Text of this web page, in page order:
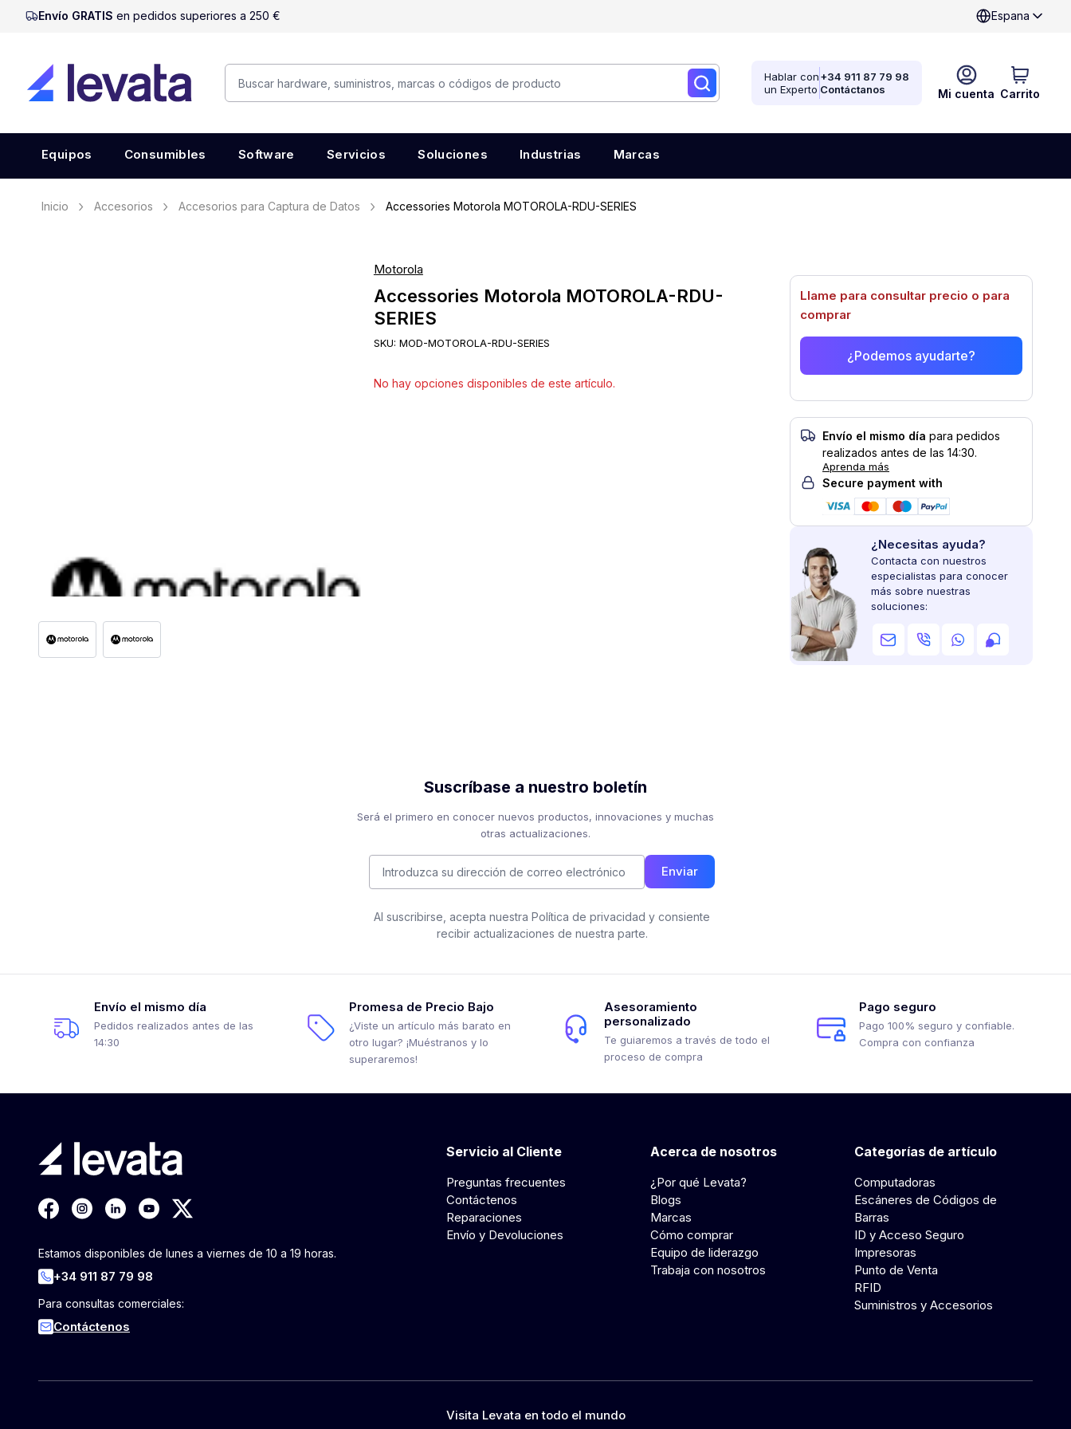
Envío GRATIS en pedidos superiores a 250 € Espana
Mi cuenta Carrito
Hablar con
un Experto
+34 911 87 79 98
Contáctanos
Equipos Consumibles Software Servicios Soluciones Industrias Marcas
Inicio Accesorios Accesorios para Captura de Datos Accessories Motorola MOTOROLA-RDU-SERIES
View larger image
Motorola
Accessories Motorola MOTOROLA-RDU-
SERIES
SKU: MOD-MOTOROLA-RDU-SERIES
Seleccionar modelo
No hay opciones disponibles de este artículo.
Llame para consultar precio o para
comprar
¿Podemos ayudarte?
Envío el mismo día para pedidos
realizados antes de las 14:30.
Aprenda más
Secure payment with
¿Necesitas ayuda?
Contacta con nuestros
especialistas para conocer
más sobre nuestras
soluciones:
Suscríbase a nuestro boletín
Será el primero en conocer nuevos productos, innovaciones y muchas
otras actualizaciones.
Enviar
Al suscribirse, acepta nuestra Política de privacidad y consiente
recibir actualizaciones de nuestra parte.
Envío el mismo día
Pedidos realizados antes de las
14:30
Promesa de Precio Bajo
¿Viste un artículo más barato en
otro lugar? ¡Muéstranos y lo
superaremos!
Asesoramiento
personalizado
Te guiaremos a través de todo el
proceso de compra
Pago seguro
Pago 100% seguro y confiable.
Compra con confianza
Estamos disponibles de lunes a viernes de 10 a 19 horas.
+34 911 87 79 98
Para consultas comerciales:
Contáctenos
Servicio al Cliente
Preguntas frecuentes
Contáctenos
Reparaciones
Envío y Devoluciones
Acerca de nosotros
¿Por qué Levata?
Blogs
Marcas
Cómo comprar
Equipo de liderazgo
Trabaja con nosotros
Categorías de artículo
Computadoras
Escáneres de Códigos de
Barras
ID y Acceso Seguro
Impresoras
Punto de Venta
RFID
Suministros y Accesorios
Visita Levata en todo el mundo